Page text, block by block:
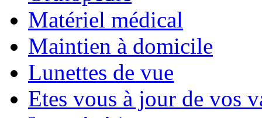
Matériel médical
Maintien à domicile
Lunettes de vue
Etes vous à jour de vos